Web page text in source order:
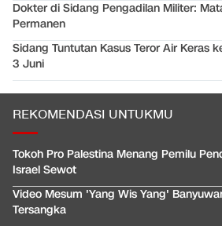
Dokter di Sidang Pengadilan Militer:
Permanen
Sidang Tuntutan Kasus Teror Air Keras
3 Juni
REKOMENDASI UNTUKMU
Tokoh Pro Palestina Menang Pemilu
Israel Sewot
Video Mesum 'Yang Wis Yang'
Tersangka